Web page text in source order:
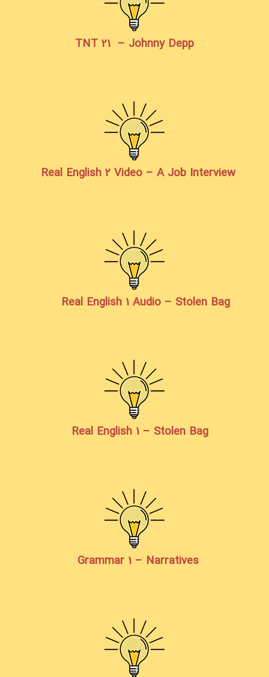
TNT 21 – Johnny Depp
Real English 2 Video – A Job Interview
Real English 1 Audio – Stolen Bag
Grammar 1 – Narratives